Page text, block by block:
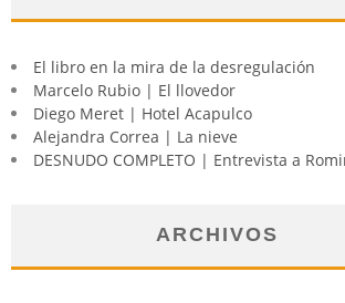
El libro en la mira de la desregulación
Marcelo Rubio | El llovedor
Diego Meret | Hotel Acapulco
Alejandra Correa | La nieve
DESNUDO COMPLETO | Entrevista a
ARCHIVOS